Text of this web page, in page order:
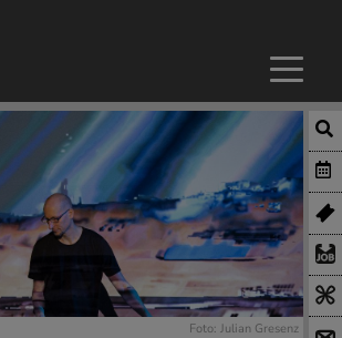
Foto: Julian Gresenz